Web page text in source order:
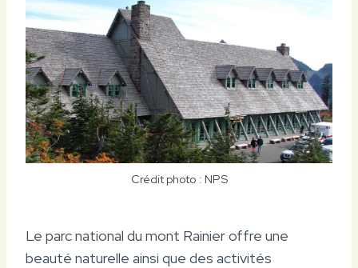
Crédit photo : NPS
Le parc national du mont Rainier offre une
beauté naturelle ainsi que des activités